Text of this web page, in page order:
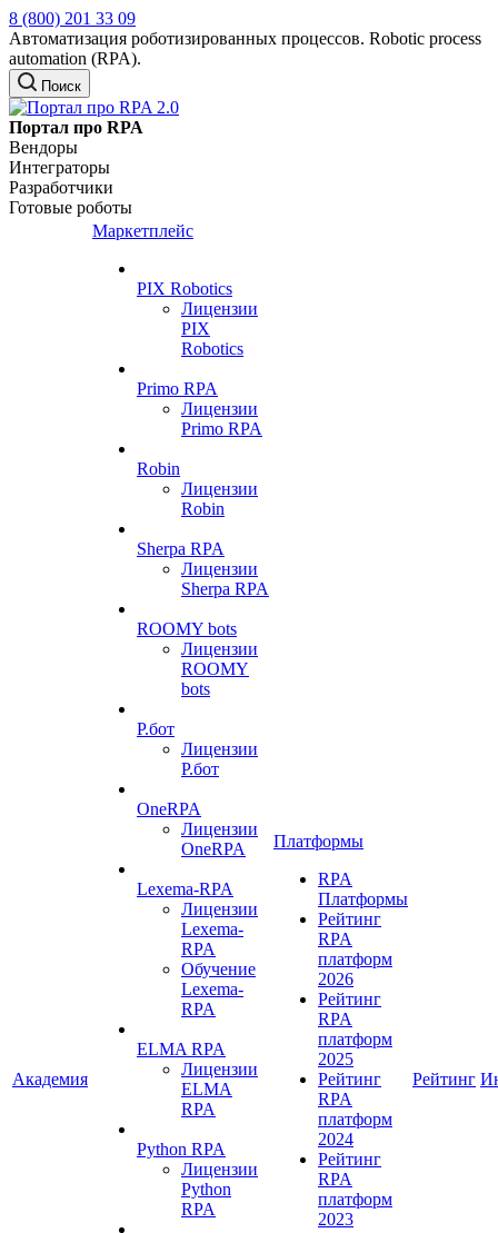
8 (800) 201 33 09
Автоматизация роботизированных процессов. Robotic process
automation (RPA).
Поиск
Портал про RPA
Вендоры
Интеграторы
Разработчики
Готовые роботы
Академия
Маркетплейс
PIX Robotics
Лицензии
PIX
Robotics
Primo RPA
Лицензии
Primo RPA
Robin
Лицензии
Robin
Sherpa RPA
Лицензии
Sherpa RPA
ROOMY bots
Лицензии
ROOMY
bots
Р.бот
Лицензии
Р.бот
OneRPA
Лицензии
OneRPA
Lexema-RPA
Лицензии
Lexema-
RPA
Обучение
Lexema-
RPA
ELMA RPA
Лицензии
ELMA
RPA
Python RPA
Лицензии
Python
RPA
Платформы
RPA
Платформы
Рейтинг
RPA
платформ
2026
Рейтинг
RPA
платформ
2025
Рейтинг
RPA
платформ
2024
Рейтинг
RPA
платформ
2023
Рейтинг